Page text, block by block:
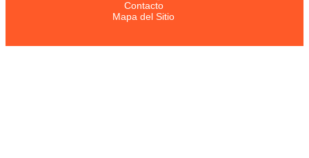
Contacto
Mapa del Sitio